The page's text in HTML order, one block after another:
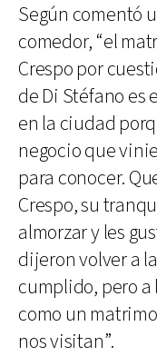
Según comentó
comedor, “el
Crespo por
de Di Stéfano es
en la ciudad
negocio que
para conocer.
Crespo, su
almorzar y les
dijeron volver a
cumplido, pero a
como un
nos visitan”.